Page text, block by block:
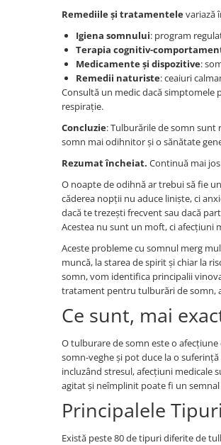
Remediile și tratamentelevariază
Igiena somnului: program
Terapia cognitiv-
Medicamente și dispozitive:
Remedii naturiste: ceaiuri
Consultă un medic dacă simptomele
respirație.
Concluzie: Tulburările de somn
somn mai odihnitor și o sănătate
Rezumat încheiat. Continuă mai
O noapte de odihnă ar trebui să fie
căderea nopții nu aduce liniște, ci
dacă te trezești frecvent sau dacă
Acestea nu sunt un moft, ci afecțiuni
Aceste probleme cu somnul merg
muncă, la starea de spirit și chiar la
somn, vom identifica principalii
tratament pentru tulburări de somn,
Ce sunt, mai
O tulburare de somn este o
somn-veghe și pot duce la o
incluzând stresul, afecțiuni medicale
agitat și neîmplinit poate fi un semnal
Principalele
Există peste 80 de tipuri diferite de